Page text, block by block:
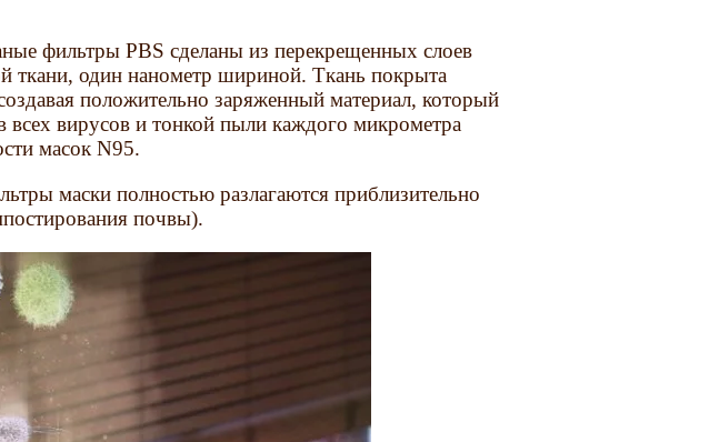
фильтры PBS сделаны из перекрещенных слоев
ткани, один нанометр шириной. Ткань покрыта
положительно заряженный материал, который
всех вирусов и тонкой пыли каждого микрометра
масок N95.
маски полностью разлагаются приблизительно
почвы).